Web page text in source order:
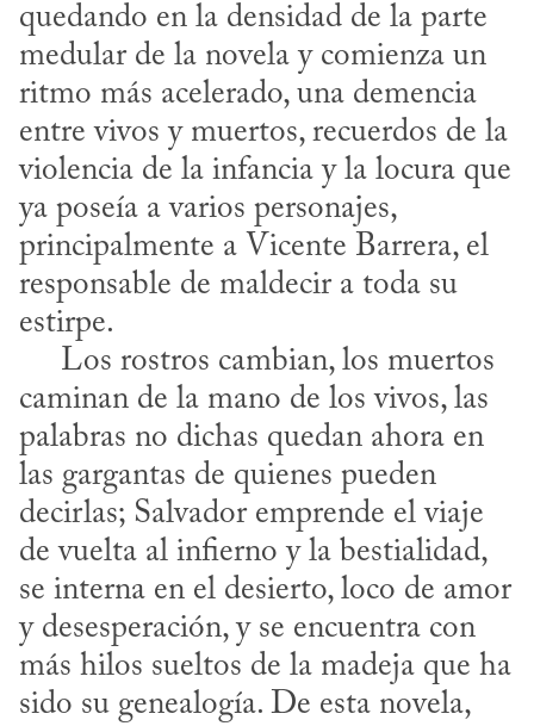
quedando en la densidad de la parte
medular de la novela y comienza un
ritmo más acelerado, una demencia
entre vivos y muertos, recuerdos de la
violencia de la infancia y la locura que
ya poseía a varios personajes,
principalmente a Vicente Barrera, el
responsable de maldecir a toda su
estirpe.
caminan de la mano de los vivos, las
palabras no dichas quedan ahora en
las gargantas de quienes pueden
decirlas; Salvador emprende el viaje
de vuelta al infierno y la bestialidad,
se interna en el desierto, loco de amor
y desesperación, y se encuentra con
más hilos sueltos de la madeja que ha
sido su genealogía. De esta novela,